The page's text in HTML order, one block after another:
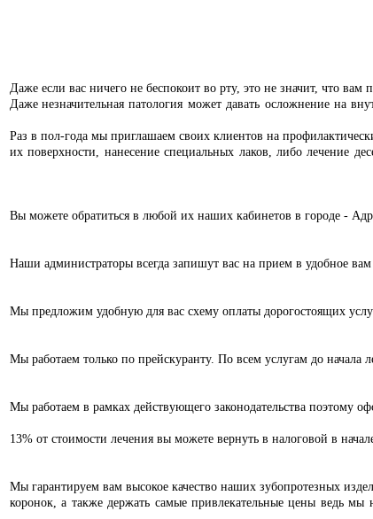
Даже если вас ничего не беспокоит во рту, это не значит, что
Даже незначительная патология может давать осложнение на
Раз в пол-года мы приглашаем своих клиентов на
их поверхности, нанесение специальных лаков, либо лечение
Вы можете обратиться в любой их наших кабинетов в городе -
Наши администраторы всегда запишут вас на прием в удобное
Мы предложим удобную для вас схему оплаты дорогостоящих
Мы работаем только по прейскуранту. По всем услугам до начала
Мы работаем в рамках действующего законодательства поэтому
13% от стоимости лечения вы можете вернуть в налоговой в
Мы гарантируем вам высокое качество наших зубопротезных
коронок, а также держать самые привлекательные цены ведь мы